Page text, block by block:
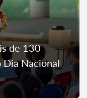
de 130
Dia Nacional